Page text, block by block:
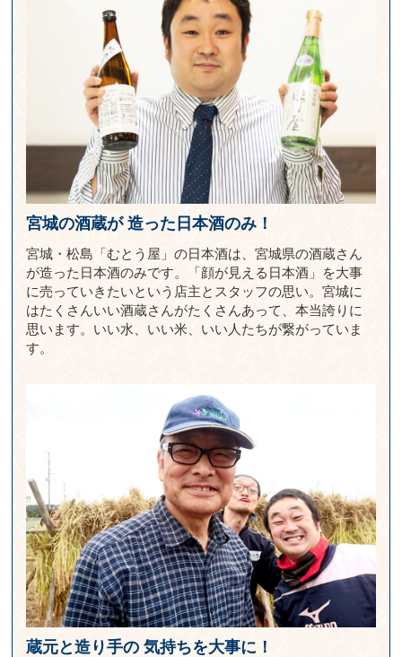
宮城の酒蔵が造った日本酒のみ！
宮城・松島「むとう屋」の日本酒は、宮城県の酒蔵さん
が造った日本酒のみです。「顔が見える日本酒」を大事
に売っていきたいという店主とスタッフの思い。宮城に
はたくさんいい酒蔵さんがたくさんあって、本当誇りに
思います。いい水、いい米、いい人たちが繋がっていま
す。
蔵元と造り手の 気持ちを大事に！